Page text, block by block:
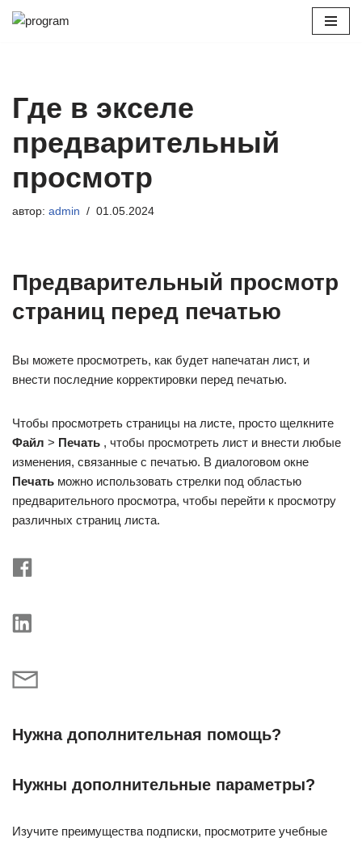
Где в экселе
предварительный
просмотр
автор: admin 01.05.2024
Предварительный просмотр
страниц перед печатью
Вы можете просмотреть, как будет напечатан лист, и
внести последние корректировки перед печатью.
Чтобы просмотреть страницы на листе, просто щелкните
Файл > Печать , чтобы просмотреть лист и внести любые
изменения, связанные с печатью. В диалоговом окне
Печать можно использовать стрелки под областью
предварительного просмотра, чтобы перейти к просмотру
различных страниц листа.
Нужна дополнительная помощь?
Нужны дополнительные параметры?
Изучите преимущества подписки, просмотрите учебные